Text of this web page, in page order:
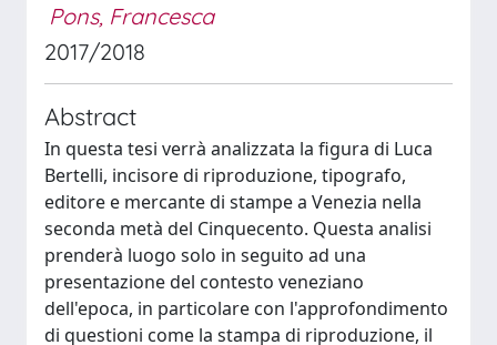
Pons, Francesca
2017/2018
Abstract
In questa tesi verrà analizzata la figura di Luca
Bertelli, incisore di riproduzione, tipografo,
editore e mercante di stampe a Venezia nella
seconda metà del Cinquecento. Questa analisi
prenderà luogo solo in seguito ad una
presentazione del contesto veneziano
dell'epoca, in particolare con l'approfondimento
di questioni come la stampa di riproduzione, il